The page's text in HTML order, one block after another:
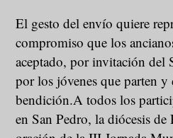
El gesto del envío quiere
compromiso que los
aceptado, por invitación del
por los jóvenes que parten y
bendición.A todos los
en San Pedro, la diócesis de